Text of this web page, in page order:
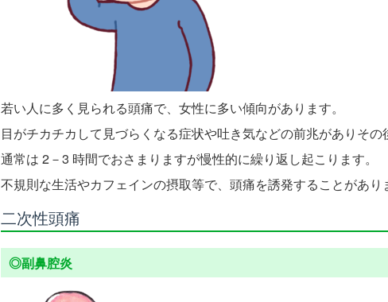
若い人に多く見られる頭痛で、女性に多い傾向があります。
目がチカチカして見づらくなる症状や吐き気などの前兆がありそ
通常は 2－3 時間でおさまりますが慢性的に繰り返し起こります。
不規則な生活やカフェインの摂取等で、頭痛を誘発することがあり
二次性頭痛
◎副鼻腔炎